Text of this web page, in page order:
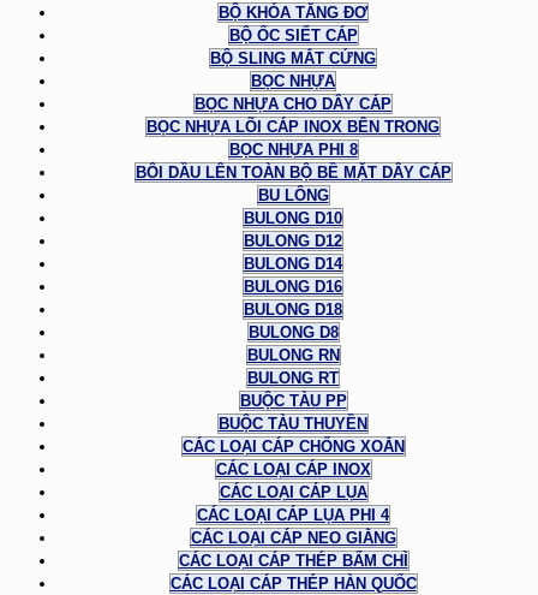
BỘ KHÓA TĂNG ĐƠ
BỘ ỐC SIẾT CÁP
BỘ SLING MẮT CỨNG
BỌC NHỰA
BỌC NHỰA CHO DÂY CÁP
BỌC NHỰA LÕI CÁP INOX BÊN TRONG
BỌC NHỰA PHI 8
BÔI DẦU LÊN TOÀN BỘ BỀ MẶT DÂY CÁP
BU LÔNG
BULONG D10
BULONG D12
BULONG D14
BULONG D16
BULONG D18
BULONG D8
BULONG RN
BULONG RT
BUỘC TÀU PP
BUỘC TÀU THUYỀN
CÁC LOẠI CÁP CHỐNG XOẮN
CÁC LOẠI CÁP INOX
CÁC LOẠI CÁP LỤA
CÁC LOẠI CÁP LỤA PHI 4
CÁC LOẠI CÁP NEO GIẰNG
CÁC LOẠI CÁP THÉP BẤM CHÌ
CÁC LOẠI CÁP THÉP HÀN QUỐC